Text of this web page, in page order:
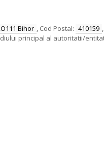
Bihor , Cod Postal: 410159 ,
principal al autoritatii/